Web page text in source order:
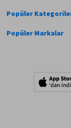
Popüler
Popüler Markalar